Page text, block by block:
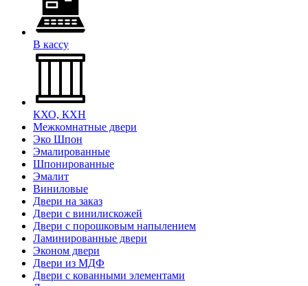
В кассу
КХО, КХН
Межкомнатные двери
Эко Шпон
Эмалированные
Шпонированные
Эмалит
Виниловые
Двери на заказ
Двери с винилискожей
Двери с порошковым напылением
Ламинированные двери
Эконом двери
Двери из МДФ
Двери с кованными элементами